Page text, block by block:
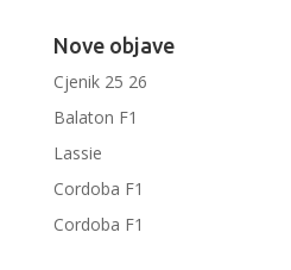
Nove objave
Cjenik 25 26
Balaton F1
Lassie
Cordoba F1
Cordoba F1